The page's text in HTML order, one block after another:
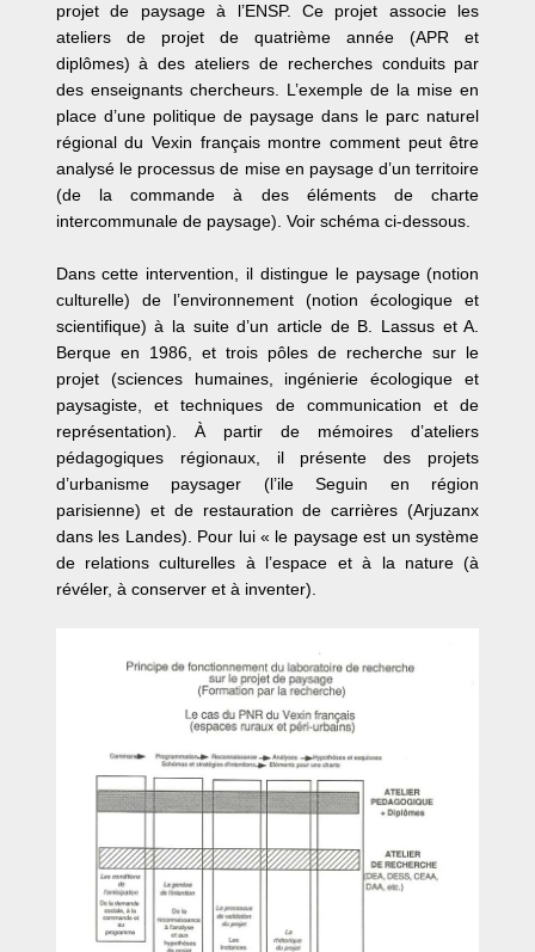
projet de paysage à l’ENSP. Ce projet associe les
ateliers de projet de quatrième année (APR et
diplômes) à des ateliers de recherches conduits par
des enseignants chercheurs. L’exemple de la mise en
place d’une politique de paysage dans le parc naturel
régional du Vexin français montre comment peut être
analysé le processus de mise en paysage d’un territoire
(de la commande à des éléments de charte
intercommunale de paysage). Voir schéma ci-dessous.
Dans cette intervention, il distingue le paysage (notion
culturelle) de l’environnement (notion écologique et
scientifique) à la suite d’un article de B. Lassus et A.
Berque en 1986, et trois pôles de recherche sur le
projet (sciences humaines, ingénierie écologique et
paysagiste, et techniques de communication et de
représentation). À partir de mémoires d’ateliers
pédagogiques régionaux, il présente des projets
d’urbanisme paysager (l’ile Seguin en région
parisienne) et de restauration de carrières (Arjuzanx
dans les Landes). Pour lui « le paysage est un système
de relations culturelles à l’espace et à la nature (à
révéler, à conserver et à inventer).